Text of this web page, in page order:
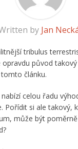
by Jan
tribulus
opravdu původ
článku.
nabízí celou řadu
Pořídit si ale takový,
může být